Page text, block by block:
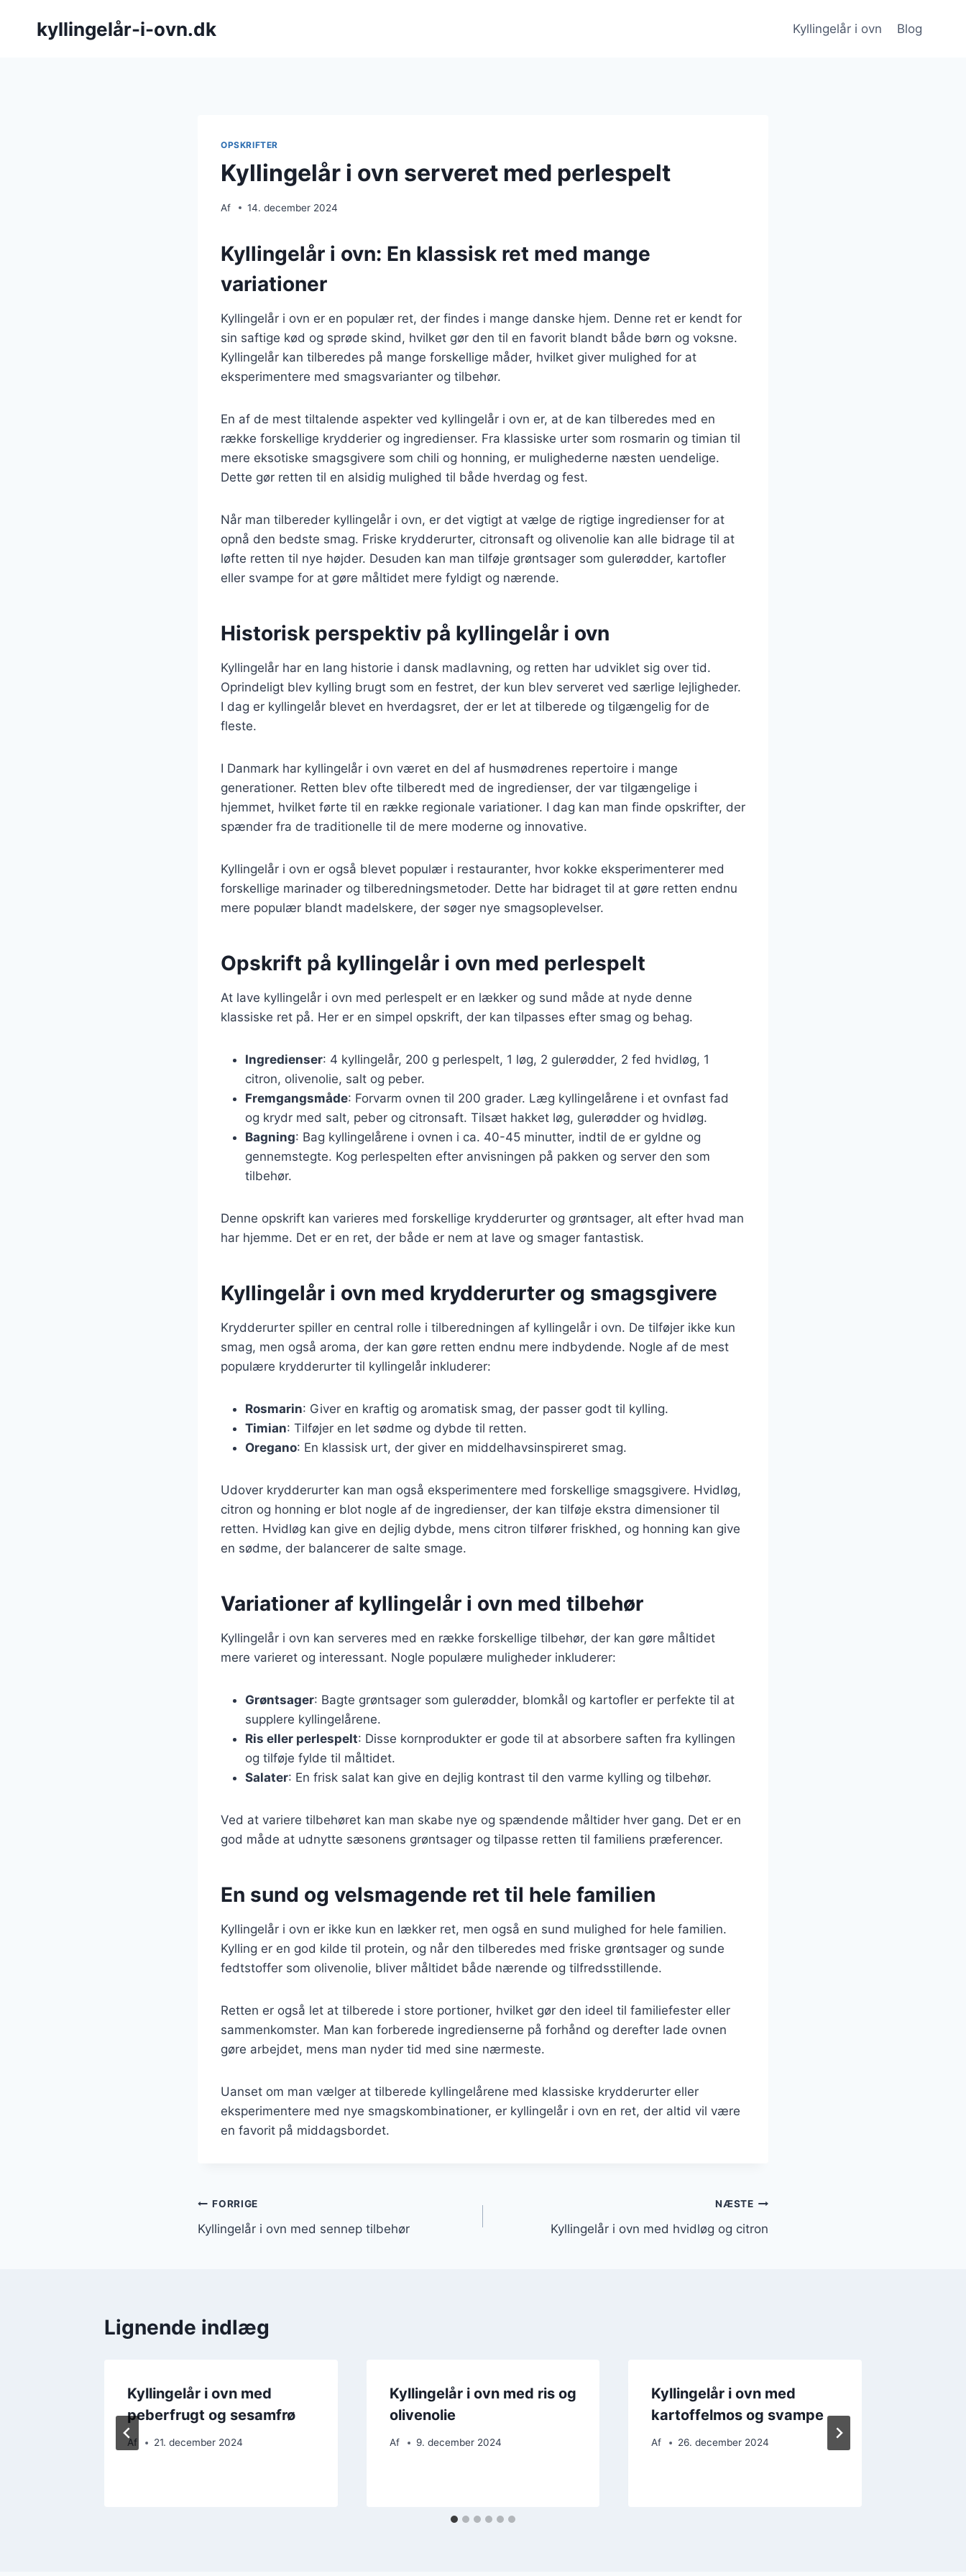
kyllingelår-i-ovn.dk Kyllingelår i ovn Blog
OPSKRIFTER
Kyllingelår i ovn serveret med perlespelt
Af 14. december 2024
Kyllingelår i ovn: En klassisk ret med mange
variationer
Kyllingelår i ovn er en populær ret, der findes i mange danske hjem. Denne ret er kendt for
sin saftige kød og sprøde skind, hvilket gør den til en favorit blandt både børn og voksne.
Kyllingelår kan tilberedes på mange forskellige måder, hvilket giver mulighed for at
eksperimentere med smagsvarianter og tilbehør.
En af de mest tiltalende aspekter ved kyllingelår i ovn er, at de kan tilberedes med en
række forskellige krydderier og ingredienser. Fra klassiske urter som rosmarin og timian til
mere eksotiske smagsgivere som chili og honning, er mulighederne næsten uendelige.
Dette gør retten til en alsidig mulighed til både hverdag og fest.
Når man tilbereder kyllingelår i ovn, er det vigtigt at vælge de rigtige ingredienser for at
opnå den bedste smag. Friske krydderurter, citronsaft og olivenolie kan alle bidrage til at
løfte retten til nye højder. Desuden kan man tilføje grøntsager som gulerødder, kartofler
eller svampe for at gøre måltidet mere fyldigt og nærende.
Historisk perspektiv på kyllingelår i ovn
Kyllingelår har en lang historie i dansk madlavning, og retten har udviklet sig over tid.
Oprindeligt blev kylling brugt som en festret, der kun blev serveret ved særlige lejligheder.
I dag er kyllingelår blevet en hverdagsret, der er let at tilberede og tilgængelig for de
fleste.
I Danmark har kyllingelår i ovn været en del af husmødrenes repertoire i mange
generationer. Retten blev ofte tilberedt med de ingredienser, der var tilgængelige i
hjemmet, hvilket førte til en række regionale variationer. I dag kan man finde opskrifter, der
spænder fra de traditionelle til de mere moderne og innovative.
Kyllingelår i ovn er også blevet populær i restauranter, hvor kokke eksperimenterer med
forskellige marinader og tilberedningsmetoder. Dette har bidraget til at gøre retten endnu
mere populær blandt madelskere, der søger nye smagsoplevelser.
Opskrift på kyllingelår i ovn med perlespelt
At lave kyllingelår i ovn med perlespelt er en lækker og sund måde at nyde denne
klassiske ret på. Her er en simpel opskrift, der kan tilpasses efter smag og behag.
Ingredienser: 4 kyllingelår, 200 g perlespelt, 1 løg, 2 gulerødder, 2 fed hvidløg, 1
citron, olivenolie, salt og peber.
Fremgangsmåde: Forvarm ovnen til 200 grader. Læg kyllingelårene i et ovnfast fad
og krydr med salt, peber og citronsaft. Tilsæt hakket løg, gulerødder og hvidløg.
Bagning: Bag kyllingelårene i ovnen i ca. 40-45 minutter, indtil de er gyldne og
gennemstegte. Kog perlespelten efter anvisningen på pakken og server den som
tilbehør.
Denne opskrift kan varieres med forskellige krydderurter og grøntsager, alt efter hvad man
har hjemme. Det er en ret, der både er nem at lave og smager fantastisk.
Kyllingelår i ovn med krydderurter og smagsgivere
Krydderurter spiller en central rolle i tilberedningen af kyllingelår i ovn. De tilføjer ikke kun
smag, men også aroma, der kan gøre retten endnu mere indbydende. Nogle af de mest
populære krydderurter til kyllingelår inkluderer:
Rosmarin: Giver en kraftig og aromatisk smag, der passer godt til kylling.
Timian: Tilføjer en let sødme og dybde til retten.
Oregano: En klassisk urt, der giver en middelhavsinspireret smag.
Udover krydderurter kan man også eksperimentere med forskellige smagsgivere. Hvidløg,
citron og honning er blot nogle af de ingredienser, der kan tilføje ekstra dimensioner til
retten. Hvidløg kan give en dejlig dybde, mens citron tilfører friskhed, og honning kan give
en sødme, der balancerer de salte smage.
Variationer af kyllingelår i ovn med tilbehør
Kyllingelår i ovn kan serveres med en række forskellige tilbehør, der kan gøre måltidet
mere varieret og interessant. Nogle populære muligheder inkluderer:
Grøntsager: Bagte grøntsager som gulerødder, blomkål og kartofler er perfekte til at
supplere kyllingelårene.
Ris eller perlespelt: Disse kornprodukter er gode til at absorbere saften fra kyllingen
og tilføje fylde til måltidet.
Salater: En frisk salat kan give en dejlig kontrast til den varme kylling og tilbehør.
Ved at variere tilbehøret kan man skabe nye og spændende måltider hver gang. Det er en
god måde at udnytte sæsonens grøntsager og tilpasse retten til familiens præferencer.
En sund og velsmagende ret til hele familien
Kyllingelår i ovn er ikke kun en lækker ret, men også en sund mulighed for hele familien.
Kylling er en god kilde til protein, og når den tilberedes med friske grøntsager og sunde
fedtstoffer som olivenolie, bliver måltidet både nærende og tilfredsstillende.
Retten er også let at tilberede i store portioner, hvilket gør den ideel til familiefester eller
sammenkomster. Man kan forberede ingredienserne på forhånd og derefter lade ovnen
gøre arbejdet, mens man nyder tid med sine nærmeste.
Uanset om man vælger at tilberede kyllingelårene med klassiske krydderurter eller
eksperimentere med nye smagskombinationer, er kyllingelår i ovn en ret, der altid vil være
en favorit på middagsbordet.
Indlægsnavigation
FORRIGE
Kyllingelår i ovn med sennep tilbehør
NÆSTE
Kyllingelår i ovn med hvidløg og citron
Lignende indlæg
Kyllingelår i ovn med
peberfrugt og sesamfrø
Af 21. december 2024
Kyllingelår i ovn med ris og
olivenolie
Af 9. december 2024
Kyllingelår i ovn med
kartoffelmos og svampe
Af 26. december 2024